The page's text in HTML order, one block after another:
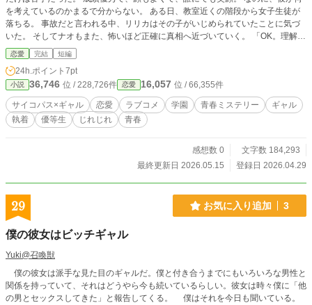
を考えているのかまるで分からない。 ある日、教室近くの階段から女子生徒が
落ちる。 事故だと言われる中、リリカはその子がいじめられていたことに気づ
いた。 そしてナオもまた、怖いほど正確に真相へ近づいていく。 「OK。理解し
た！ 人間関係って、思ったより非効率！」 共感力ゼロのサイコパス優等生
が、ギャルの私で恋を学習してくる青春ラブコメミステリー。
恋愛 完結 短編
24h.ポイント 7pt
小説 36,746 位 / 228,726件 恋愛 16,057 位 / 66,355件
サイコパス×ギャル 恋愛 ラブコメ 学園 青春ミステリー
ギャル
執着
優等生 じれじれ 青春
感想数 0
文字数 184,293
最終更新日 2026.05.15
登録日 2026.04.29
29 お気に入り追加 3
僕の彼女はビッチギャル
Yuki@召喚獣
僕の彼女は派手な見た目のギャルだ。僕と付き合うまでにもいろいろな男性と
関係を持っていて、それはどうやら今も続いているらしい。彼女は時々僕に「他
の男とセックスしてきた」と報告してくる。 僕はそれを今日も聞いている。